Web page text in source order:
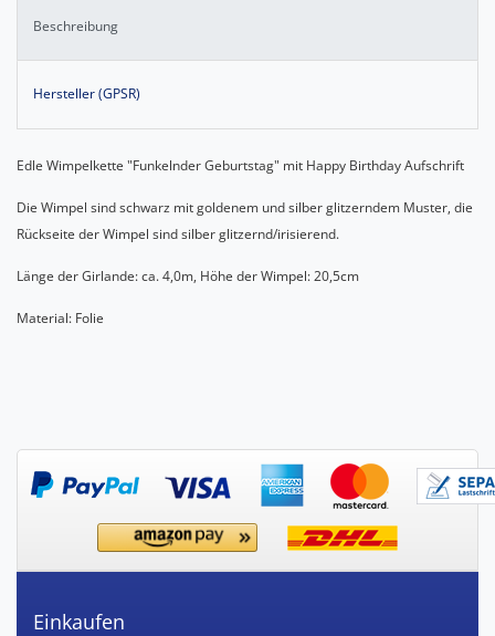
Beschreibung
Hersteller (GPSR)
Edle Wimpelkette "Funkelnder Geburtstag" mit Happy Birthday Aufschrift
Die Wimpel sind schwarz mit goldenem und silber glitzerndem Muster, die
Rückseite der Wimpel sind silber glitzernd/irisierend.
Länge der Girlande: ca. 4,0m, Höhe der Wimpel: 20,5cm
Material: Folie
Einkaufen